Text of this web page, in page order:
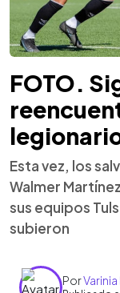
FOTO.
Esta vez, los
Walmer
sus equipos
subieron
Por